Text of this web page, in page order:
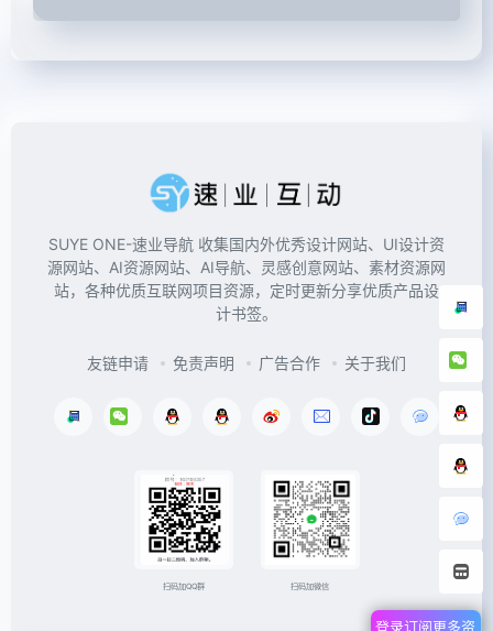
登录订阅更多资
SUYE ONE-速业导航 收集国内外优秀设计网站、UI设计资
源网站、AI资源网站、AI导航、灵感创意网站、素材资源网
站，各种优质互联网项目资源，定时更新分享优质产品设
计书签。
友链申请 免责声明 广告合作 关于我们
扫码加QQ群 扫码加微信